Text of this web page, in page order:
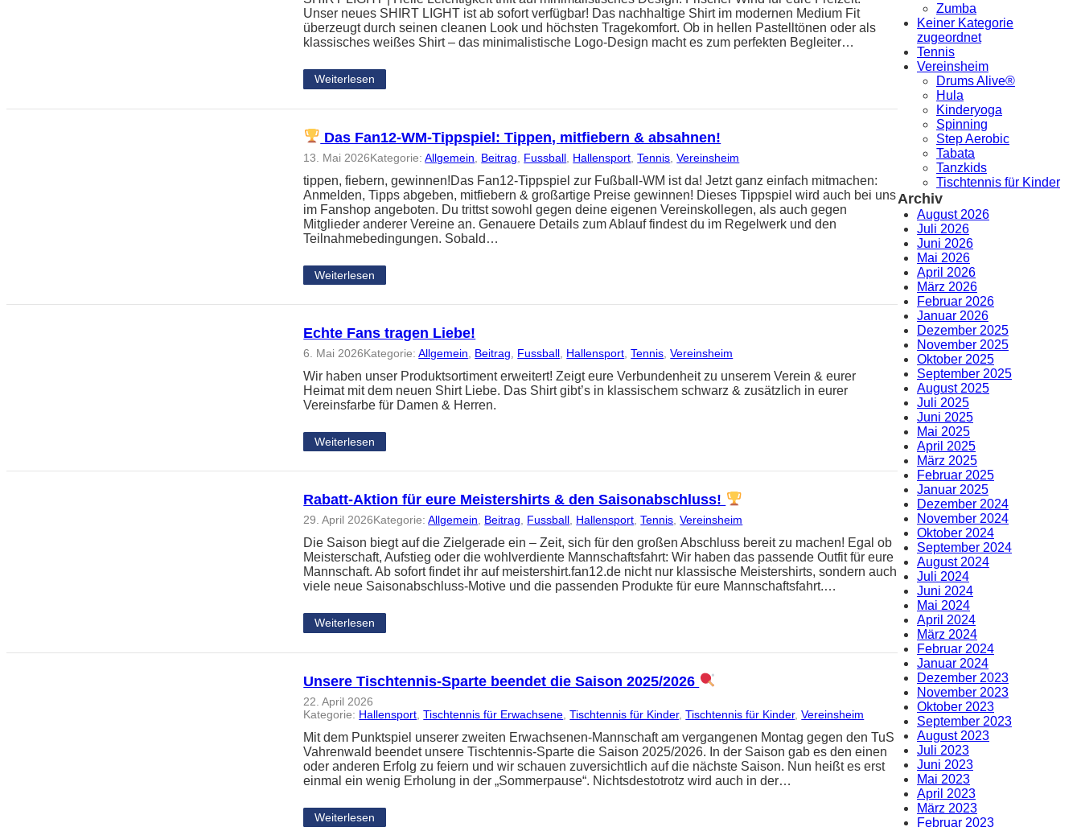
Unser neues SHIRT LIGHT ist ab sofort verfügbar! Das nachhaltige Shirt im modernen Medium Fit
überzeugt durch seinen cleanen Look und höchsten Tragekomfort. Ob in hellen Pastelltönen oder als
klassisches weißes Shirt – das minimalistische Logo-Design macht es zum perfekten Begleiter…
Weiterlesen
Das Fan12-WM-Tippspiel: Tippen, mitfiebern & absahnen!
13. Mai 2026Kategorie:Allgemein Beitrag Fussball Hallensport , Tennis , Vereinsheim
tippen, fiebern, gewinnen!Das Fan12-Tippspiel zur Fußball-WM ist da! Jetzt ganz einfach mitmachen:
Anmelden, Tipps abgeben, mitfiebern & großartige Preise gewinnen! Dieses Tippspiel wird auch bei uns
im Fanshop angeboten. Du trittst sowohl gegen deine eigenen Vereinskollegen, als auch gegen
Mitglieder anderer Vereine an. Genauere Details zum Ablauf findest du im Regelwerk und den
Teilnahmebedingungen. Sobald…
Weiterlesen
Echte Fans tragen Liebe!
6. Mai 2026Kategorie:Allgemein Beitrag Fussball Hallensport , Tennis , Vereinsheim
Wir haben unser Produktsortiment erweitert! Zeigt eure Verbundenheit zu unserem Verein & eurer
Heimat mit dem neuen Shirt Liebe. Das Shirt gibt’s in klassischem schwarz & zusätzlich in eurer
Vereinsfarbe für Damen & Herren.
Weiterlesen
Rabatt-Aktion für eure Meistershirts & den Saisonabschluss!
29. April 2026Kategorie:Allgemein, Beitrag, Fussball, Hallensport, Tennis, Vereinsheim
Die Saison biegt auf die Zielgerade ein – Zeit, sich für den großen Abschluss bereit zu machen! Egal ob
Meisterschaft, Aufstieg oder die wohlverdiente Mannschaftsfahrt: Wir haben das passende Outfit für eure
Mannschaft. Ab sofort findet ihr auf meistershirt.fan12.de nicht nur klassische Meistershirts, sondern auch
viele neue Saisonabschluss-Motive und die passenden Produkte für eure Mannschaftsfahrt.…
Weiterlesen
Unsere Tischtennis-Sparte beendet die Saison 2025/2026
22. April 2026
Kategorie: Hallensport , Tischtennis für Erwachsene , Tischtennis für Kinder, Tischtennis für Kinder, Vereinsheim
Mit dem Punktspiel unserer zweiten Erwachsenen-Mannschaft am vergangenen Montag gegen den TuS
Vahrenwald beendet unsere Tischtennis-Sparte die Saison 2025/2026. In der Saison gab es den einen
oder anderen Erfolg zu feiern und wir schauen zuversichtlich auf die nächste Saison. Nun heißt es erst
einmal ein wenig Erholung in der „Sommerpause“. Nichtsdestotrotz wird auch in der…
Weiterlesen
Zumba
Keiner Kategorie
zugeordnet
Tennis
Vereinsheim
Drums Alive®
Hula
Kinderyoga
Spinning
Step Aerobic
Tabata
Tanzkids
Tischtennis für Kinder
Archiv
August 2026
Juli 2026
Juni 2026
Mai 2026
April 2026
März 2026
Februar 2026
Januar 2026
Dezember 2025
November 2025
Oktober 2025
September 2025
August 2025
Juli 2025
Juni 2025
Mai 2025
April 2025
März 2025
Februar 2025
Januar 2025
Dezember 2024
November 2024
Oktober 2024
September 2024
August 2024
Juli 2024
Juni 2024
Mai 2024
April 2024
März 2024
Februar 2024
Januar 2024
Dezember 2023
November 2023
Oktober 2023
September 2023
August 2023
Juli 2023
Juni 2023
Mai 2023
April 2023
März 2023
Februar 2023